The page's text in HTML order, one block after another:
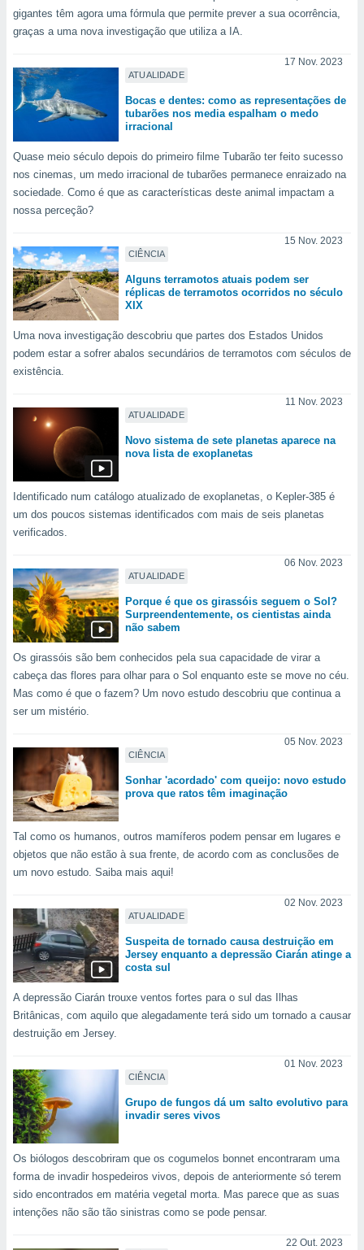
utilizar
criar
medir
da
medir o
dos
de
ou
de dados
fontes,
e melhorar
dados
através
de
1199
gigantes têm agora uma fórmula que permite prever a sua ocorrência,
graças a uma nova investigação que utiliza a IA.
ATUALIDADE
17 Nov. 2023
Bocas e dentes: como as representações de
tubarões nos media espalham o medo
irracional
Quase meio século depois do primeiro filme Tubarão ter feito sucesso
nos cinemas, um medo irracional de tubarões permanece enraizado na
sociedade. Como é que as características deste animal impactam a
nossa perceção?
CIÊNCIA
15 Nov. 2023
Alguns terramotos atuais podem ser
réplicas de terramotos ocorridos no século
XIX
Uma nova investigação descobriu que partes dos Estados Unidos
podem estar a sofrer abalos secundários de terramotos com séculos de
existência.
ATUALIDADE
11 Nov. 2023
Novo sistema de sete planetas aparece na
nova lista de exoplanetas
Identificado num catálogo atualizado de exoplanetas, o Kepler-385 é
um dos poucos sistemas identificados com mais de seis planetas
verificados.
ATUALIDADE
06 Nov. 2023
Porque é que os girassóis seguem o Sol?
Surpreendentemente, os cientistas ainda
não sabem
Os girassóis são bem conhecidos pela sua capacidade de virar a
cabeça das flores para olhar para o Sol enquanto este se move no céu.
Mas como é que o fazem? Um novo estudo descobriu que continua a
ser um mistério.
CIÊNCIA
05 Nov. 2023
Sonhar 'acordado' com queijo: novo estudo
prova que ratos têm imaginação
Tal como os humanos, outros mamíferos podem pensar em lugares e
objetos que não estão à sua frente, de acordo com as conclusões de
um novo estudo. Saiba mais aqui!
ATUALIDADE
02 Nov. 2023
Suspeita de tornado causa destruição em
Jersey enquanto a depressão Ciarán atinge a
costa sul
A depressão Ciarán trouxe ventos fortes para o sul das Ilhas
Britânicas, com aquilo que alegadamente terá sido um tornado a causar
destruição em Jersey.
CIÊNCIA
01 Nov. 2023
Grupo de fungos dá um salto evolutivo para
invadir seres vivos
Os biólogos descobriram que os cogumelos bonnet encontraram uma
forma de invadir hospedeiros vivos, depois de anteriormente só terem
sido encontrados em matéria vegetal morta. Mas parece que as suas
intenções não são tão sinistras como se pode pensar.
22 Out. 2023